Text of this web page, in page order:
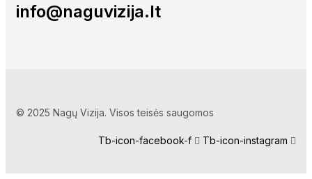
info@naguvizija.lt
© 2025 Nagų Vizija. Visos teisės saugomos
Tb-icon-facebook-f Tb-icon-instagram